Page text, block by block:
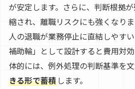
が安定します。さらに、判断根拠
縮され、離職リスクにも強くなり
人の退職が業務停止に直結しやす
補助輪」として設計すると費用対
体的には、例外処理の判断基準を文
きる形で蓄積します。